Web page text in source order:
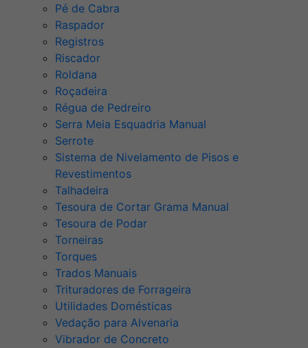
Pé de Cabra
Raspador
Registros
Riscador
Roldana
Roçadeira
Régua de Pedreiro
Serra Meia Esquadria Manual
Serrote
Sistema de Nivelamento de Pisos e
Revestimentos
Talhadeira
Tesoura de Cortar Grama Manual
Tesoura de Podar
Torneiras
Torques
Trados Manuais
Trituradores de Forrageira
Utilidades Domésticas
Vedação para Alvenaria
Vibrador de Concreto